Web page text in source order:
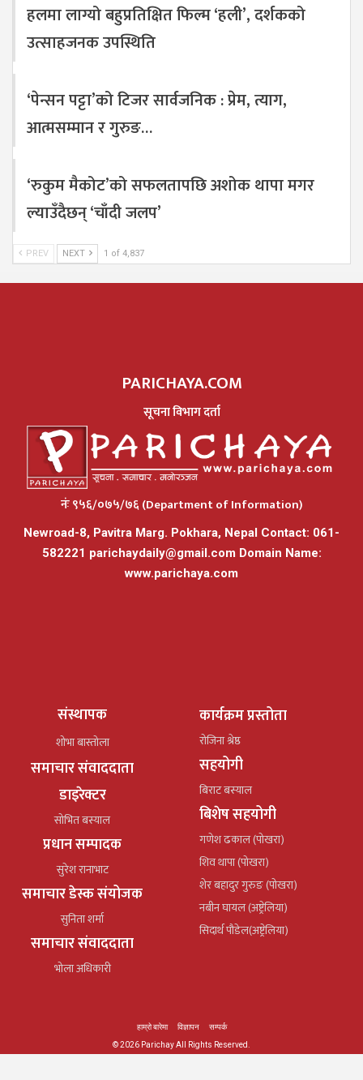
हलमा लाग्यो बहुप्रतिक्षित फिल्म ‘हली’, दर्शकको
उत्साहजनक उपस्थिति
‘पेन्सन पट्टा’को टिजर सार्वजनिक : प्रेम, त्याग,
आत्मसम्मान र गुरुङ…
‘रुकुम मैकोट’को सफलतापछि अशोक थापा मगर
ल्याउँदैछन् ‘चाँदी जलप’
PREV NEXT 1 of 4,837
PARICHAYA.COM
सूचना विभाग दर्ता
नंः ९५६/०७५/७६ (Department of Information)
Newroad-8, Pavitra Marg. Pokhara, Nepal Contact: 061-
582221 parichaydaily@gmail.comDomain Name:
www.parichaya.com
संस्थापक
शोभा बास्तोला
समाचार संवाददाता
डाइरेक्टर
सोभित बस्याल
प्रधान सम्पादक
सुरेश रानाभाट
समाचार डेस्क संयोजक
सुनिता शर्मा
समाचार संवाददाता
भोला अधिकारी
कार्यक्रम प्रस्तोता
रोजिना श्रेष्ठ
सहयोगी
बिराट बस्याल
बिशेष सहयोगी
गणेश ढकाल (पोखरा)
शिव थापा (पोखरा)
शेर बहादुर गुरुङ (पोखरा)
नबीन घायल (अष्ट्रेलिया)
सिदार्थ पौडेल(अष्ट्रेलिया)
हाम्रो बारेमा विज्ञापन
सम्पर्क
© 2026 Parichay All Rights Reserved.